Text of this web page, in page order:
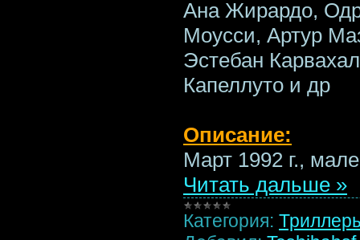
Ана Жирардо,
Моусси, Артур
Эстебан
Капеллуто и др
Описание:
Март 1992 г.,
Читать дальше »
Категория: